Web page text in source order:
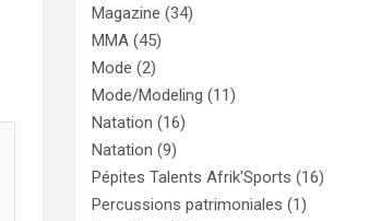
Magazine (34)
MMA (45)
Mode (2)
Mode/Modeling (11)
Natation (16)
Natation (9)
Pépites Talents Afrik'Sports (16)
Percussions patrimoniales (1)